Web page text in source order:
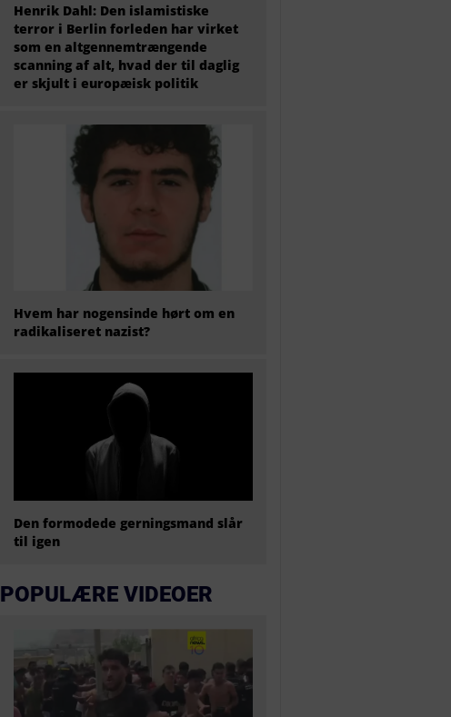
Henrik Dahl: Den islamistiske
terror i Berlin forleden har virket
som en altgennemtrængende
scanning af alt, hvad der til daglig
er skjult i europæisk politik
Hvem har nogensinde hørt om en
radikaliseret nazist?
Den formodede gerningsmand slår
til igen
POPULÆRE VIDEOER